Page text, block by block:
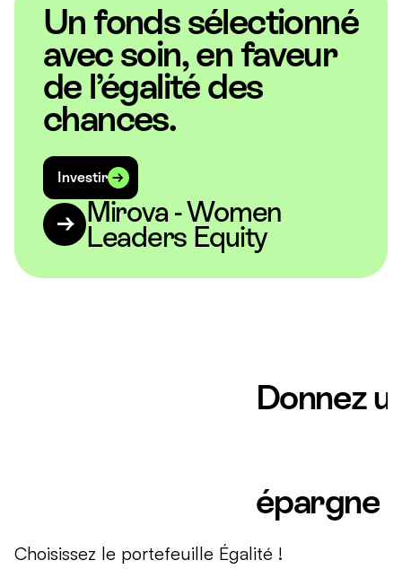
Un fonds sélectionné
avec soin, en faveur
de l’égalité des
chances.
Investir
Mirova - Women
Leaders Equity
Donnez
épargne
Choisissez le portefeuille Égalité !